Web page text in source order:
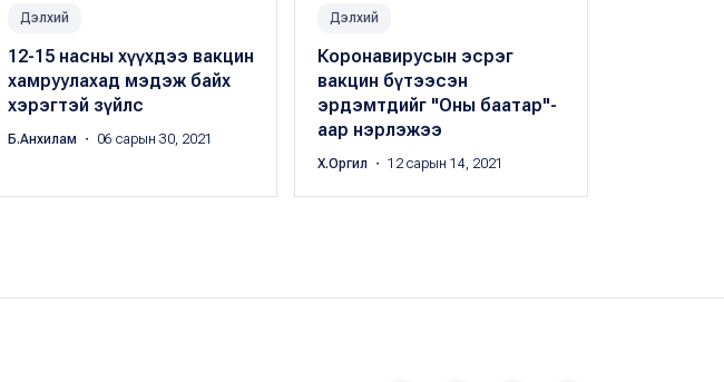
Дэлхий
12-15 насны хүүхдээ вакцин
хамруулахад мэдэж байх
хэрэгтэй зүйлс
Б.Анхилам ・ 06 сарын 30, 2021
Дэлхий
Коронавирусын эсрэг
вакцин бүтээсэн
эрдэмтдийг "Оны баатар"-
аар нэрлэжээ
Х.Оргил ・ 12 сарын 14, 2021